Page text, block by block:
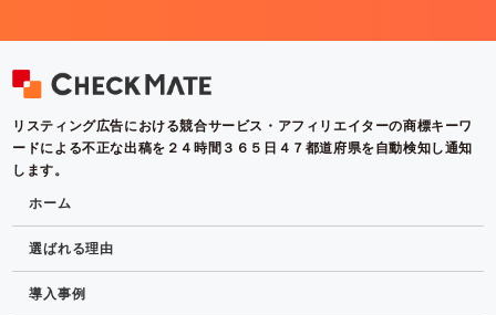
リスティング広告における競合サービス・アフィリエイターの商標キーワ
ードによる不正な出稿を２４時間３６５日４７都道府県を自動検知し通知
します。
ホーム
選ばれる理由
導入事例